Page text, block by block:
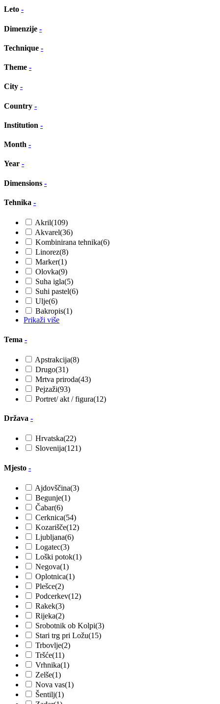
Leto -
Dimenzije -
Technique -
Theme -
City -
Country -
Institution -
Month -
Year -
Dimensions -
Tehnika -
Akril(109)
Akvarel(36)
Kombinirana tehnika(6)
Linorez(8)
Marker(1)
Olovka(9)
Suha igla(5)
Suhi pastel(6)
Ulje(6)
Bakropis(1)
Prikaži više
Tema -
Apstrakcija(8)
Drugo(31)
Mrtva priroda(43)
Pejzaži(93)
Portret/ akt / figura(12)
Država -
Hrvatska(22)
Slovenija(121)
Mjesto -
Ajdovščina(3)
Begunje(1)
Čabar(6)
Cerknica(54)
Kozarišče(12)
Ljubljana(6)
Logatec(3)
Loški potok(1)
Negova(1)
Oplotnica(1)
Plešce(2)
Podcerkev(12)
Rakek(3)
Rijeka(2)
Srobotnik ob Kolpi(3)
Stari trg pri Ložu(15)
Trbovlje(2)
Tršće(11)
Vrhnika(1)
Zelše(1)
Nova vas(1)
Šentilj(1)